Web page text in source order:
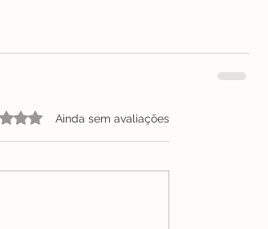
com 0 de 5 estrelas.
Ainda sem avaliações